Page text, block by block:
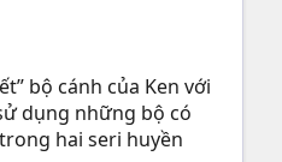
bộ cánh của Ken với
dụng những bộ có
hai seri huyền